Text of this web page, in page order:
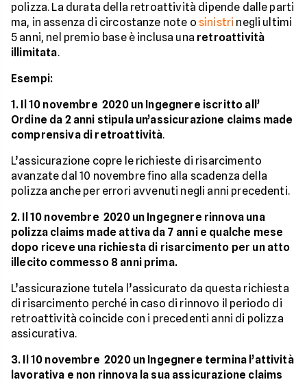
polizza. La durata della retroattività dipende dalle parti
ma, in assenza di circostanze note o sinistri negli ultimi
5 anni, nel premio base è inclusa una retroattività
illimitata.
Esempi:
1. Il 10 novembre 2020 un Ingegnere iscritto all’
Ordine da 2 anni stipula un’assicurazione claims made
comprensiva di retroattività.
L’assicurazione copre le richieste di risarcimento
avanzate dal 10 novembre fino alla scadenza della
polizza anche per errori avvenuti negli anni precedenti.
2. Il 10 novembre 2020 un Ingegnere rinnova una
polizza claims made attiva da 7 anni e qualche mese
dopo riceve una richiesta di risarcimento per un atto
illecito commesso 8 anni prima.
L’assicurazione tutela l’assicurato da questa richiesta
di risarcimento perché in caso di rinnovo il periodo di
retroattività coincide con i precedenti anni di polizza
assicurativa.
3. Il 10 novembre 2020 un Ingegnere termina l’attività
lavorativa e non rinnova la sua assicurazione claims